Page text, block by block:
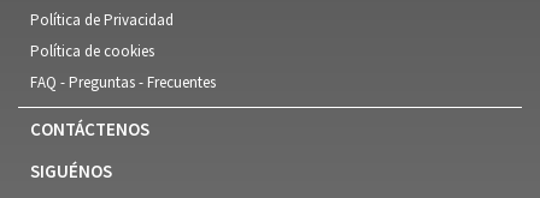
Política de Privacidad
Política de cookies
FAQ - Preguntas - Frecuentes
CONTÁCTENOS
SIGUÉNOS